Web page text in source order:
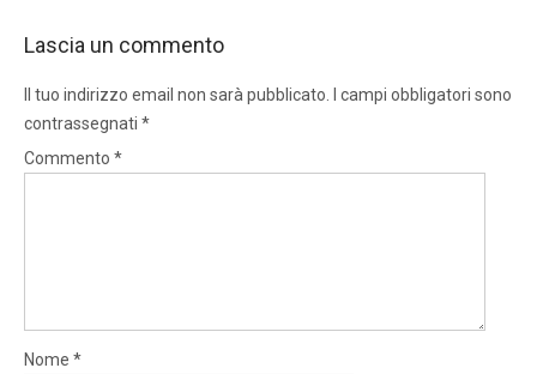
Lascia un commento
Il tuo indirizzo email non sarà pubblicato.
I campi obbligatori sono
contrassegnati *
Commento *
Nome *